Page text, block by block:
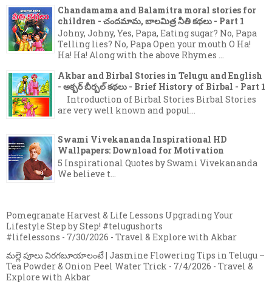
Chandamama and Balamitra moral stories for
children - చందమామ, బాలమిత్ర నీతి కథలు - Part 1
Johny, Johny, Yes, Papa, Eating sugar? No, Papa
Telling lies? No, Papa Open your mouth O Ha!
Ha! Ha! Along with the above Rhymes ...
Akbar and Birbal Stories in Telugu and English
- అక్బర్ బీర్బల్ కథలు - Brief History of Birbal - Part 1
Introduction of Birbal Stories Birbal Stories
are very well known and popul...
Swami Vivekananda Inspirational HD
Wallpapers: Download for Motivation
5 Inspirational Quotes by Swami Vivekananda
We believe t...
Pomegranate Harvest & Life Lessons Upgrading Your
Lifestyle Step by Step! #telugushorts
#lifelessons - 7/30/2026 - Travel & Explore with Akbar
మల్లె పూలు విరగబూయాలంటే | Jasmine Flowering Tips in Telugu –
Tea Powder & Onion Peel Water Trick - 7/4/2026 - Travel &
Explore with Akbar